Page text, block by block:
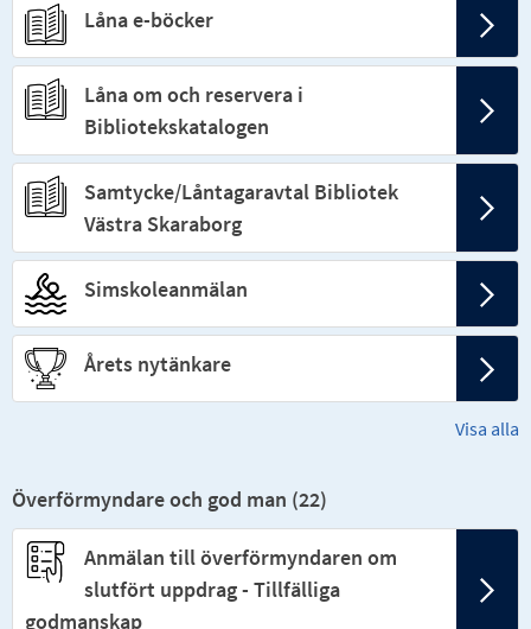
Låna e-böcker
Låna om och reservera i
Bibliotekskatalogen
Samtycke/Låntagaravtal Bibliotek
Västra Skaraborg
Simskoleanmälan
Årets nytänkare
Visa alla
Överförmyndare och god man (22)
Anmälan till överförmyndaren om
slutfört uppdrag - Tillfälliga
godmanskap